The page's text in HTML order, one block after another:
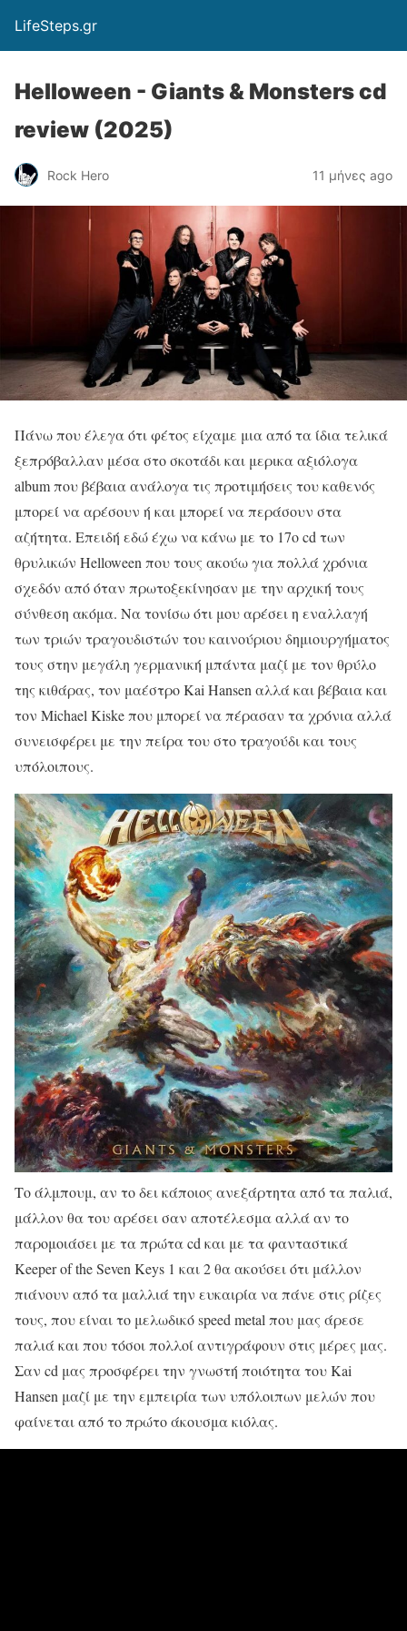
LifeSteps.gr
Helloween - Giants & Monsters cd
review (2025)
Rock Hero 11 μήνες ago
Πάνω που έλεγα ότι φέτος είχαμε μια από τα ίδια τελικά
ξεπρόβαλλαν μέσα στο σκοτάδι και μερικα αξιόλογα
album που βέβαια ανάλογα τις προτιμήσεις του καθενός
μπορεί να αρέσουν ή και μπορεί να περάσουν στα
αζήτητα. Επειδή εδώ έχω να κάνω με το 17ο cd των
θρυλικών Helloween που τους ακούω για πολλά χρόνια
σχεδόν από όταν πρωτοξεκίνησαν με την αρχική τους
σύνθεση ακόμα. Να τονίσω ότι μου αρέσει η εναλλαγή
των τριών τραγουδιστών του καινούριου δημιουργήματος
τους στην μεγάλη γερμανική μπάντα μαζί με τον θρύλο
της κιθάρας, τον μαέστρο Kai Hansen αλλά και βέβαια και
τον Michael Kiske που μπορεί να πέρασαν τα χρόνια αλλά
συνεισφέρει με την πείρα του στο τραγούδι και τους
υπόλοιπους.
Το άλμπουμ, αν το δει κάποιος ανεξάρτητα από τα παλιά,
μάλλον θα του αρέσει σαν αποτέλεσμα αλλά αν το
παρομοιάσει με τα πρώτα cd και με τα φανταστικά
Keeper of the Seven Keys 1 και 2 θα ακούσει ότι μάλλον
πιάνουν από τα μαλλιά την ευκαιρία να πάνε στις ρίζες
τους, που είναι το μελωδικό speed metal που μας άρεσε
παλιά και που τόσοι πολλοί αντιγράφουν στις μέρες μας.
Σαν cd μας προσφέρει την γνωστή ποιότητα του Kai
Hansen μαζί με την εμπειρία των υπόλοιπων μελών που
φαίνεται από το πρώτο άκουσμα κιόλας.